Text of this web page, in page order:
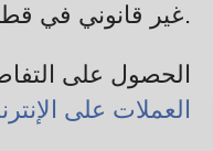
غير قانوني في قطر.
الحصول على
العملات على